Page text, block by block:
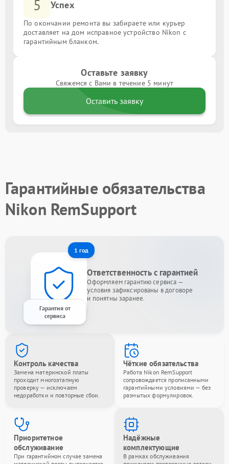
5 Успех
По окончании ремонта вы забираете или курьер
доставляет на дом исправное устройство Nikon с
гарантийным бланком.
Оставьте заявку
Свяжемся с Вами в течение 5 минут
Оставить заявку
Гарантийные обязательства
Nikon RemSupport
1 год
Гарантия от
сервиса
Ответственность с гарантией
Оформляем гарантию сервиса —
условия зафиксированы в договоре
и понятны заранее.
Контроль качества
Замена материнской платы
проходит многоэтапную
проверку — исключаем
недоработки и повторные сбои.
Чёткие обязательства
Работа Nikon RemSupport
сопровождается прописанными
гарантийными условиями — без
размытых формулировок.
Приоритетное
обслуживание
При гарантийном случае замена
Надёжные
комплектующие
В рамках обслуживания